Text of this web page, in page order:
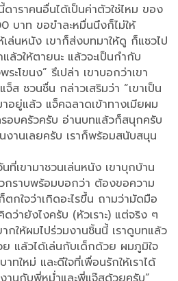
าราคนอื่นได้เป็นค่าตัวใช่ไหม ของ
บาท ขอขำละหมื่นนึงก็ไม่ให้
เล่นหนัง เขาก็ส่งบทมาให้ดู ก็แซวไป
แล้วให้ตายนะ แล้วจะเป็นกำกับ
ะโขนง” รึเปล่า เขาบอกว่าเขา
ส ชวนชื่น กล่าวเสริมว่า “เขาเป็น
ยู่แล้ว แจ็คฉลาดเข้าทางเมียผม
อบครัวครับ อ่านบทแล้วก็สนุกครับ
งานเลยครับ เราก็พร้อมสนับสนุน
นที่เขามาชวนเล่นหนัง เขาบุกบ้าน
ราบพร้อมบอกว่า ต้องขอความ
กใจว่าเกิดอะไรขึ้น ถามว่ามัดมือ
ายังไงครับ (หัวเราะ) แต่จริง ๆ
ให้ผมไปร่วมงานชิ้นนี้ เราดูบทแล้ว
ย แล้วได้เล่นกับเด็กด้วย ผมภูมิใจ
ทใหม่ และดีใจที่เพื่อนรักให้เราได้